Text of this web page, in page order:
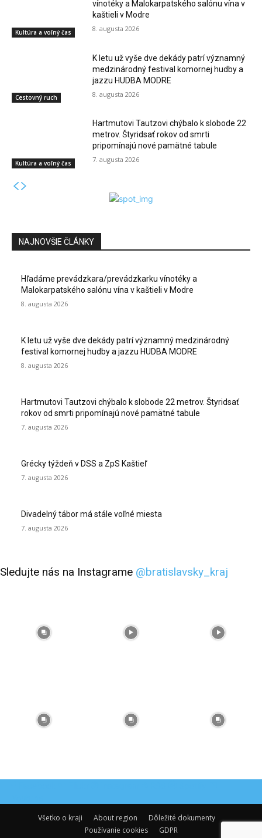
Kultúra a voľný čas
vínotéky a Malokarpatského salónu vína v
kaštieli v Modre
8. augusta 2026
Cestovný ruch
K letu už vyše dve dekády patrí významný
medzinárodný festival komornej hudby a
jazzu HUDBA MODRE
8. augusta 2026
Kultúra a voľný čas
Hartmutovi Tautzovi chýbalo k slobode 22
metrov. Štyridsať rokov od smrti
pripomínajú nové pamätné tabule
7. augusta 2026
NAJNOVŠIE ČLÁNKY
Hľadáme prevádzkara/prevádzkarku vínotéky a
Malokarpatského salónu vína v kaštieli v Modre
8. augusta 2026
K letu už vyše dve dekády patrí významný medzinárodný
festival komornej hudby a jazzu HUDBA MODRE
8. augusta 2026
Hartmutovi Tautzovi chýbalo k slobode 22 metrov. Štyridsať
rokov od smrti pripomínajú nové pamätné tabule
7. augusta 2026
Grécky týždeň v DSS a ZpS Kaštieľ
7. augusta 2026
Divadelný tábor má stále voľné miesta
7. augusta 2026
Sledujte nás na Instagrame @bratislavsky_kraj
Všetko o kraji
About region
Dôležité dokumenty
Používanie cookies
GDPR